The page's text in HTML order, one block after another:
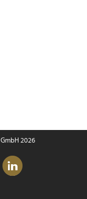
2026